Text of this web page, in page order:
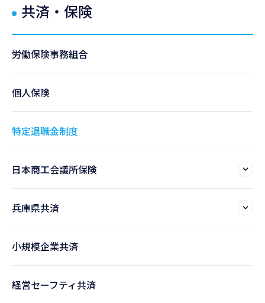
共済・保険
労働保険事務組合
個人保険
特定退職金制度
日本商工会議所保険
兵庫県共済
小規模企業共済
経営セーフティ共済